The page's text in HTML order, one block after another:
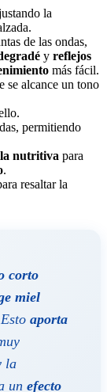
la
de las ondas,
y reflejos
más fácil.
se alcance un tono
permitiendo
nutritiva para
.
resaltar la
corto
miel
aporta
la
un efecto